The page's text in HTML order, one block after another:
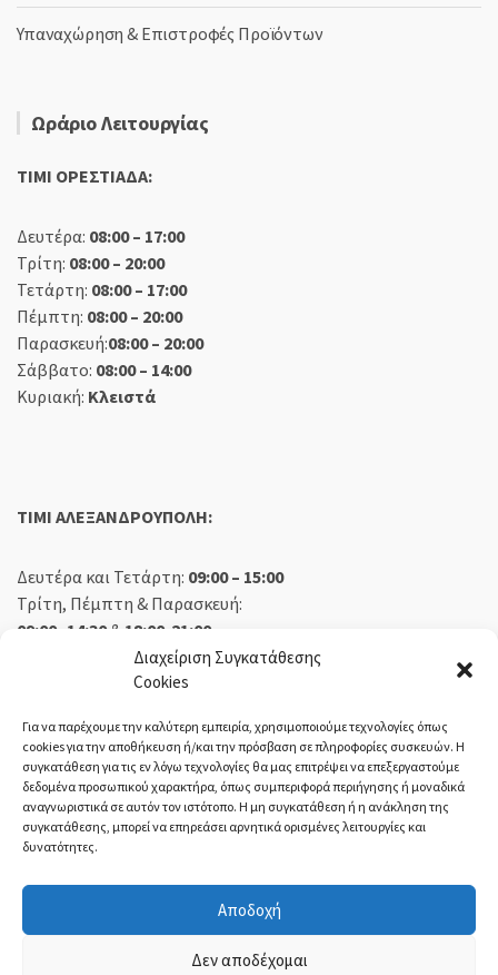
Διαχείριση Συγκατάθεσης
Cookies
Για να παρέχουμε την καλύτερη εμπειρία, χρησιμοποιούμε τεχνολογίες όπως
cookies για την αποθήκευση ή/και την πρόσβαση σε πληροφορίες συσκευών. Η
συγκατάθεση για τις εν λόγω τεχνολογίες θα μας επιτρέψει να επεξεργαστούμε
δεδομένα προσωπικού χαρακτήρα, όπως συμπεριφορά περιήγησης ή μοναδικά
αναγνωριστικά σε αυτόν τον ιστότοπο. Η μη συγκατάθεση ή η ανάκληση της
συγκατάθεσης, μπορεί να επηρεάσει αρνητικά ορισμένες λειτουργίες και
δυνατότητες.
Αποδοχή
Δεν αποδέχομαι
Υπαναχώρηση & Επιστροφές Προϊόντων
Ωράριο Λειτουργίας
TIMI ΟΡΕΣΤΙΑΔΑ:
Δευτέρα: 08:00 – 17:00
Τρίτη: 08:00 – 20:00
Τετάρτη: 08:00 – 17:00
Πέμπτη: 08:00 – 20:00
Παρασκευή:08:00 – 20:00
Σάββατο: 08:00 – 14:00
Κυριακή: Κλειστά
TIMI ΑΛΕΞΑΝΔΡΟΥΠΟΛΗ:
Δευτέρα και Τετάρτη: 09:00 – 15:00
Τρίτη, Πέμπτη & Παρασκευή:
09:00 -14:30 & 18:00-21:00
09:00 – 14:30
Κλειστά
ΕΚΘΕΣΗ ΟΡΕΣΤΙΑΔΑ:
Τρίτη, Πέμπτη, Παρασκευή:08:30 – 14:00 & 18:00 – 21:00